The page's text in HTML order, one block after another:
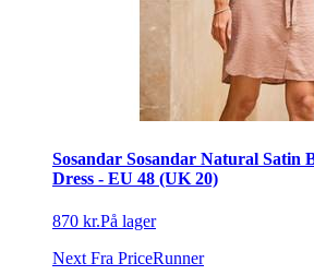
Sosandar Sosandar Natural Satin
Dress - EU 48 (UK 20)
870 kr.På lager
Next Fra PriceRunner